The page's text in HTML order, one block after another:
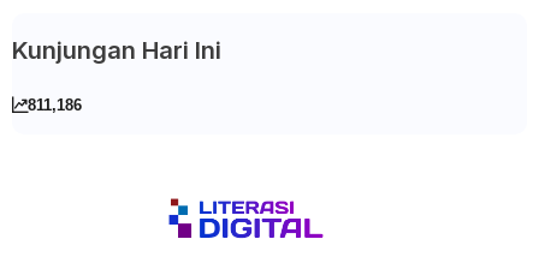
Kunjungan Hari Ini
811,186